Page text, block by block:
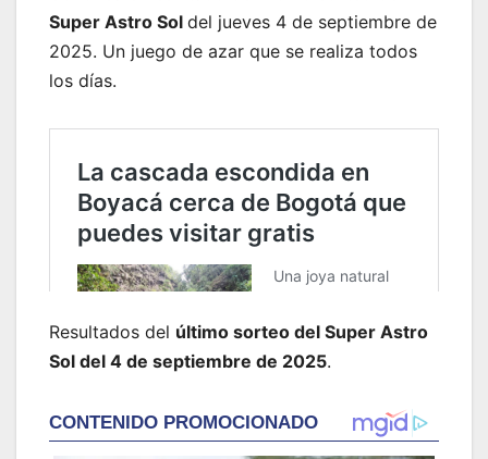
Super Astro Sol del jueves 4 de septiembre de
2025. Un juego de azar que se realiza todos
los días.
Resultados del último sorteo del Super Astro
Sol del 4 de septiembre de 2025.